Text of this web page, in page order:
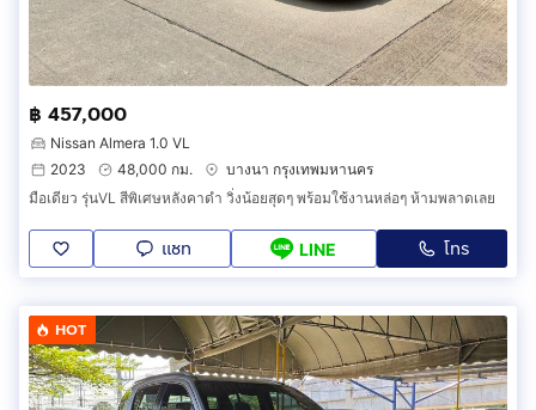
฿ 457,000
Nissan Almera 1.0 VL
2023
48,000 กม.
บางนา กรุงเทพมหานคร
มือเดียว รุ่นVL สีพิเศษหลังคาดำ วิ่งน้อยสุดๆ พร้อมใช้งานหล่อๆ ห้ามพลาดเลย
แชท LINE โทร
HOT